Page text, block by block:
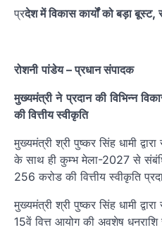
प्रदेश में विकास कार्यों को बड़ा
रोशनी पांडेय– प्रधान संपादक
मुख्यमंत्री ने प्रदान की विभिन्न
की वित्तीय स्वीकृति
मुख्यमंत्री श्री पुष्कर सिंह धामी
के साथ ही कुम्भ मेला-2027 से
256 करोड की वित्तीय स्वीकृति
मुख्यमंत्री श्री पुष्कर सिंह धामी
15वें वित्त आयोग की अवशेष